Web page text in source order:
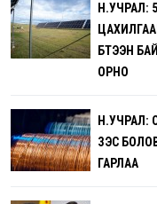
Н.УЧРАЛ:
БҮТЭЭН
ОРНО
Н.УЧРАЛ:
ЗЭС
ГАРЛАА